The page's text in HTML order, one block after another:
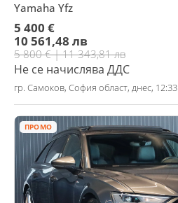
Yamaha Yfz
5 400 €
10 561,48 лв
5 800 € | 11 343,81 лв
Не се начислява ДДС
гр. Самоков, София област, днес, 12:33
ПРОМО